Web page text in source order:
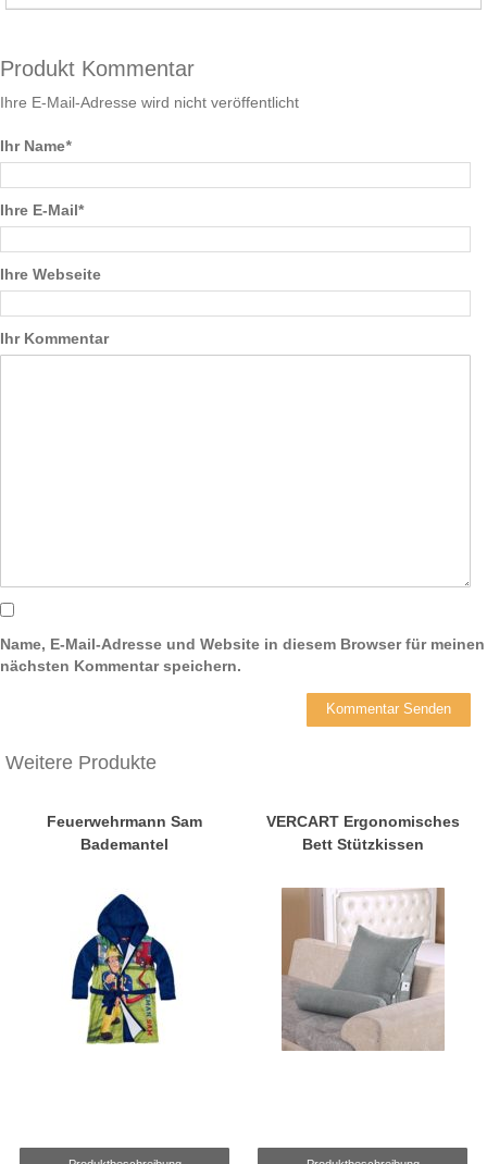
Produkt Kommentar
Ihre E-Mail-Adresse wird nicht veröffentlicht
Ihr Name*
Ihre E-Mail*
Ihre Webseite
Ihr Kommentar
Name, E-Mail-Adresse und Website in diesem Browser für meinen
nächsten Kommentar speichern.
Weitere Produkte
Feuerwehrmann Sam
Bademantel
VERCART Ergonomisches
Bett Stützkissen